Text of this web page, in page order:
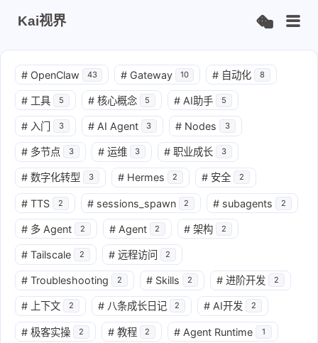
Kai视界
# OpenClaw 43 # Gateway 10 # 自动化 8
# 工具 5 # 核心概念 5 # AI助手 5
# 入门 3 # AI Agent 3 # Nodes 3
# 多节点 3 # 运维 3 # 职业成长 3
# 数字化转型 3 # Hermes 2 # 安全 2
# TTS 2 # sessions_spawn 2 # subagents 2
# 多 Agent 2 # Agent 2 # 架构 2
# Tailscale 2 # 远程访问 2
# Troubleshooting 2 # Skills 2 # 进阶开发 2
# 上下文 2 # 八条成长日记 2 # AI开发 2
# 极客实操 2 # 教程 2 # Agent Runtime 1